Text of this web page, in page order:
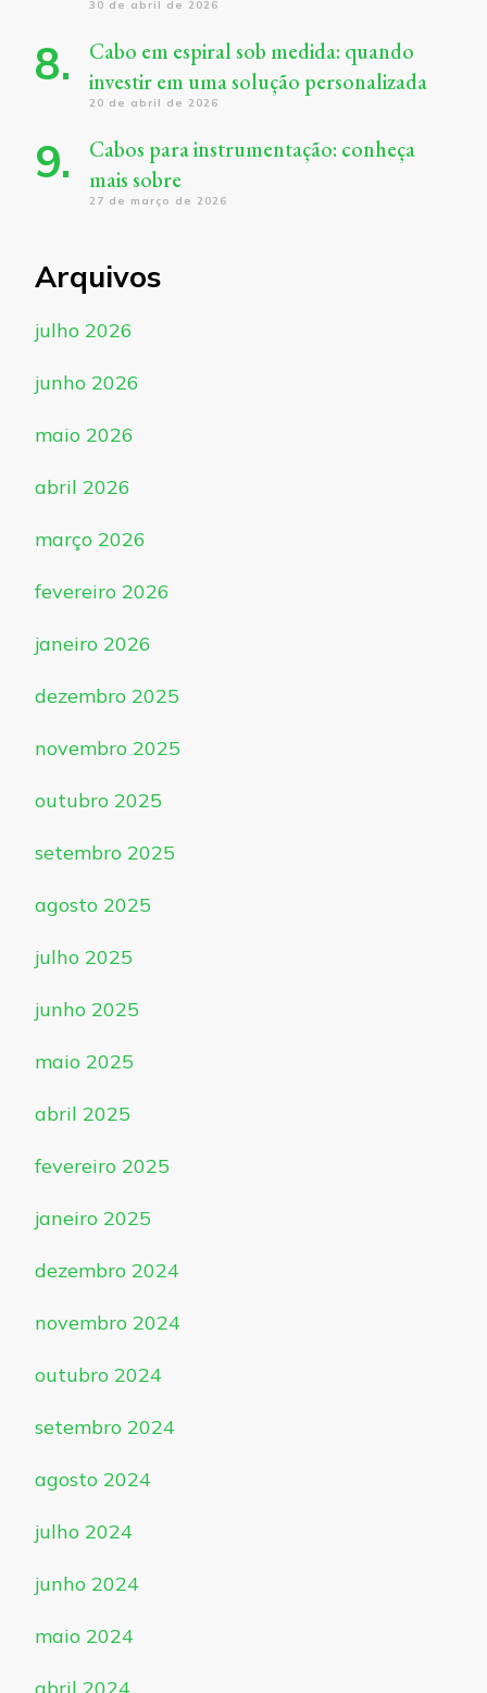
30 de abril de 2026
Cabo em espiral sob medida: quando
investir em uma solução personalizada
20 de abril de 2026
Cabos para instrumentação: conheça
mais sobre
27 de março de 2026
Arquivos
julho 2026
junho 2026
maio 2026
abril 2026
março 2026
fevereiro 2026
janeiro 2026
dezembro 2025
novembro 2025
outubro 2025
setembro 2025
agosto 2025
julho 2025
junho 2025
maio 2025
abril 2025
fevereiro 2025
janeiro 2025
dezembro 2024
novembro 2024
outubro 2024
setembro 2024
agosto 2024
julho 2024
junho 2024
maio 2024